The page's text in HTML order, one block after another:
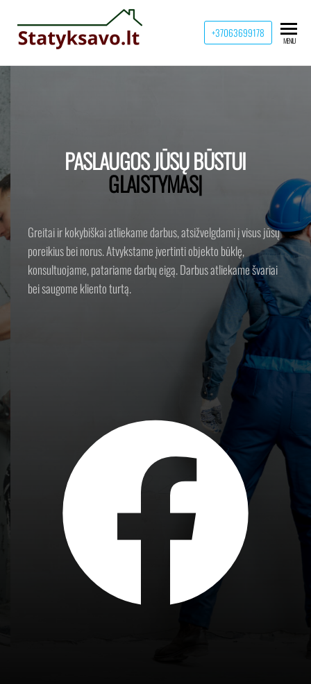
+37063699178
MENIU
PASLAUGOS JŪSŲ BŪSTUI
GLAISTYMAS IR DAŽYM
Greitai ir kokybiškai atliekame darbus, atsižvelgdami į visus jūsų
poreikius bei norus. Atvykstame įvertinti objekto būklę,
konsultuojame, patariame darbų eigą. Darbus atliekame švariai
bei saugome kliento turtą.